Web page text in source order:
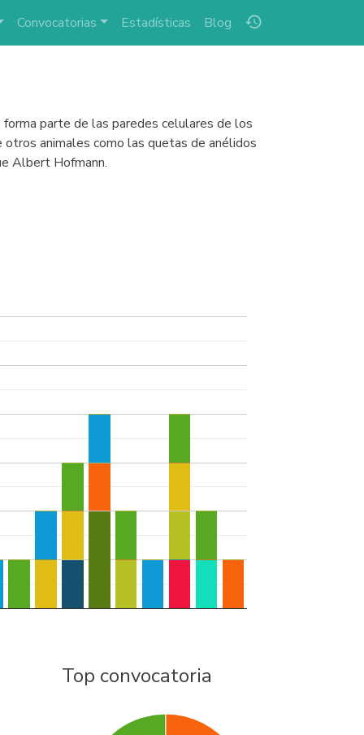
history
Convocatorias Estadísticas Blog
forma parte de las paredes celulares de los
animales como las quetas de anélidos
Albert Hofmann.
Top convocatoria